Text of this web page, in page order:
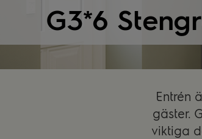
G3*6
Entrén
gäster.
viktiga